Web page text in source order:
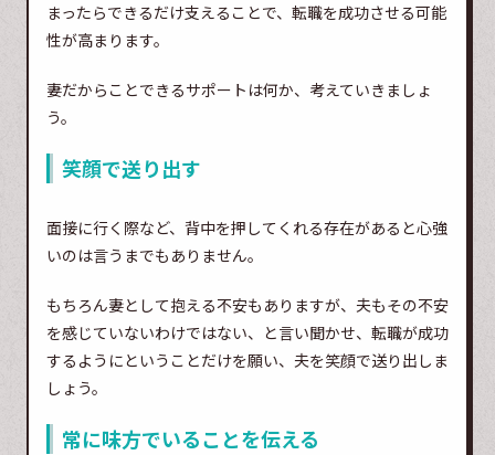
まったらできるだけ支えることで、転職を成功させる可能
性が高まります。
妻だからことできるサポートは何か、考えていきましょ
う。
笑顔で送り出す
面接に行く際など、背中を押してくれる存在があると心強
いのは言うまでもありません。
もちろん妻として抱える不安もありますが、夫もその不安
を感じていないわけではない、と言い聞かせ、転職が成功
するようにということだけを願い、夫を笑顔で送り出しま
しょう。
常に味方でいることを伝える